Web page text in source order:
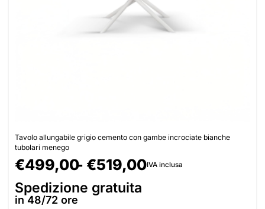
Tavolo allungabile grigio cemento con gambe incrociate bianche
tubolari menego
€499,00 €519,00IVA inclusa
Spedizione gratuita
in 48/72 ore